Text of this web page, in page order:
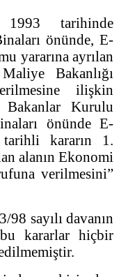
tarihinde
önünde, E-
yararına ayrılan
Bakanlığı
ilişkin
Bakanlar Kurulu
önünde E-
kararın 1.
alanın Ekonomi
verilmesini”
sayılı davanın
kararlar hiçbir